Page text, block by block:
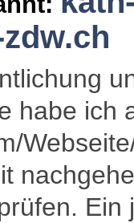
habe ich